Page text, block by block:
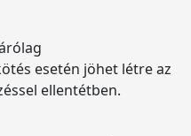
esetén jöhet létre az
ellentétben.